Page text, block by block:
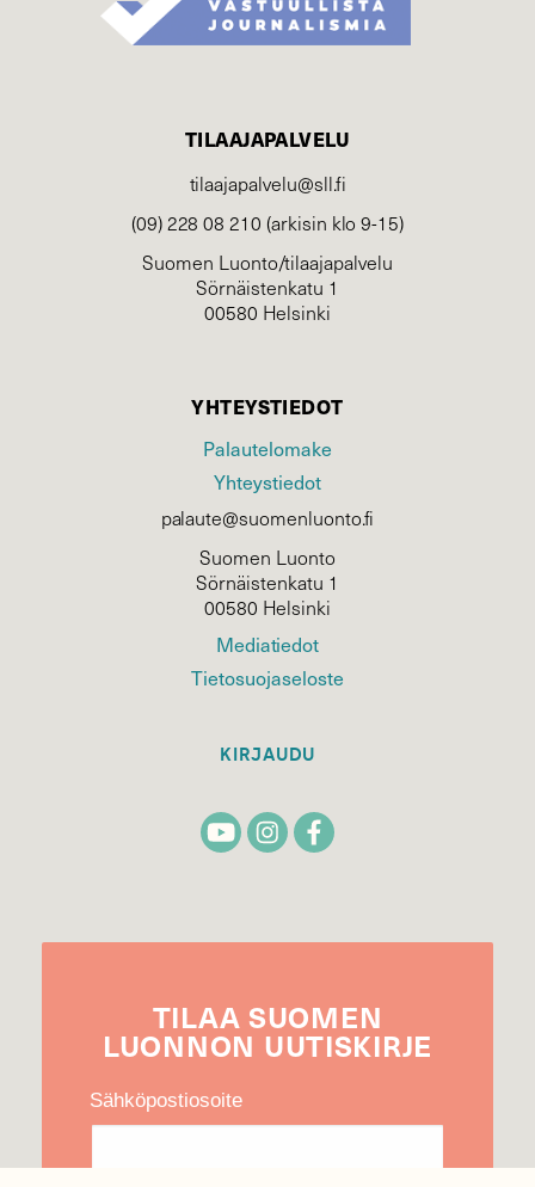
TILAAJAPALVELU
tilaajapalvelu@sll.fi
(09) 228 08 210 (arkisin klo 9-15)
Suomen Luonto/tilaajapalvelu
Sörnäistenkatu 1
00580 Helsinki
YHTEYSTIEDOT
Palautelomake
Yhteystiedot
palaute@suomenluonto.fi
Suomen Luonto
Sörnäistenkatu 1
00580 Helsinki
Mediatiedot
Tietosuojaseloste
KIRJAUDU
TILAA SUOMEN
LUONNON UUTIS­KIRJE
Sähköpostiosoite